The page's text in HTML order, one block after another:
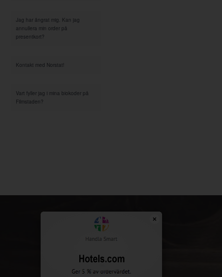
Jag har ångrat mig. Kan jag
annullera min order på
presentkort?
Kontakt med Norstat!
Vart fyller jag i mina biokoder på
Filmstaden?